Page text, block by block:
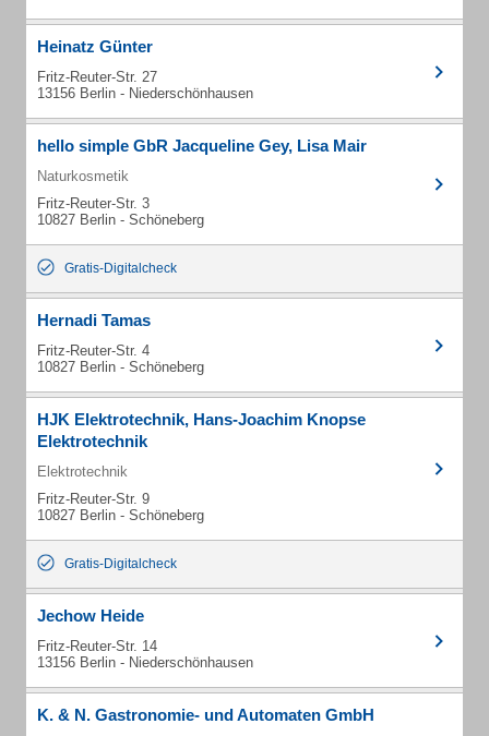
Heinatz Günter
Fritz-Reuter-Str. 27
13156 Berlin - Niederschönhausen
hello simple GbR Jacqueline Gey, Lisa Mair
Naturkosmetik
Fritz-Reuter-Str. 3
10827 Berlin - Schöneberg
Gratis-Digitalcheck
Hernadi Tamas
Fritz-Reuter-Str. 4
10827 Berlin - Schöneberg
HJK Elektrotechnik, Hans-Joachim Knopse
Elektrotechnik
Elektrotechnik
Fritz-Reuter-Str. 9
10827 Berlin - Schöneberg
Gratis-Digitalcheck
Jechow Heide
Fritz-Reuter-Str. 14
13156 Berlin - Niederschönhausen
K. & N. Gastronomie- und Automaten GmbH